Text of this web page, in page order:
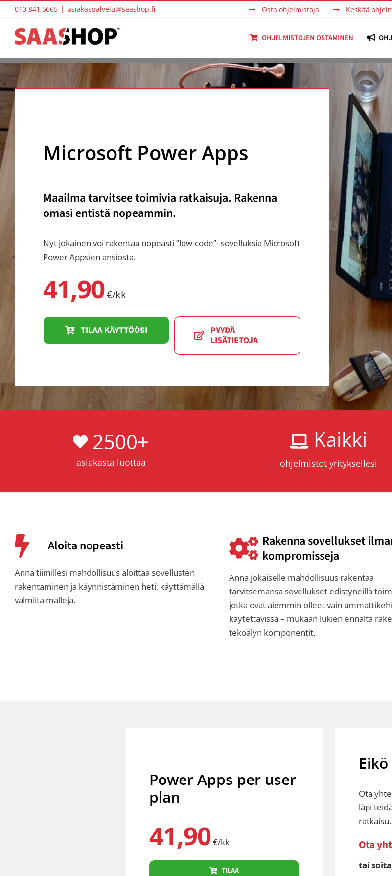
Skip
content
010 841 5665 | asiakaspalvelu@saashop.fi Osta ohjelmistoja Keskitä
OHJELMISTOJEN OSTAMINEN
Microsoft Power Apps
Maailma tarvitsee toimivia ratkaisuja. Rakenna
omasi entistä nopeammin.
Nyt jokainen voi rakentaa nopeasti ‘’low-code’’- sovelluksia Microsoft
Power Appsien ansiosta.
41,90€/kk
TILAA KÄYTTÖÖSI
PYYDÄ
LISÄTIETOJA
2500+
asiakasta luottaa
Kaikki
ohjelmistot yrityksellesi
Aloita nopeasti
Anna tiimillesi mahdollisuus aloittaa sovellusten
rakentaminen ja käynnistäminen heti, käyttämällä
valmiita malleja.
Rakenna sovellukset
kompromisseja
Anna jokaiselle mahdollisuus rakentaa
tarvitsemansa sovellukset edistyneillä
jotka ovat aiemmin olleet vain
käytettävissä – mukaan lukien ennalta
tekoälyn komponentit.
Power Apps per user
plan
41,90€/kk
TILAA
Ota
läpi
ratkaisu.
Ota
tai